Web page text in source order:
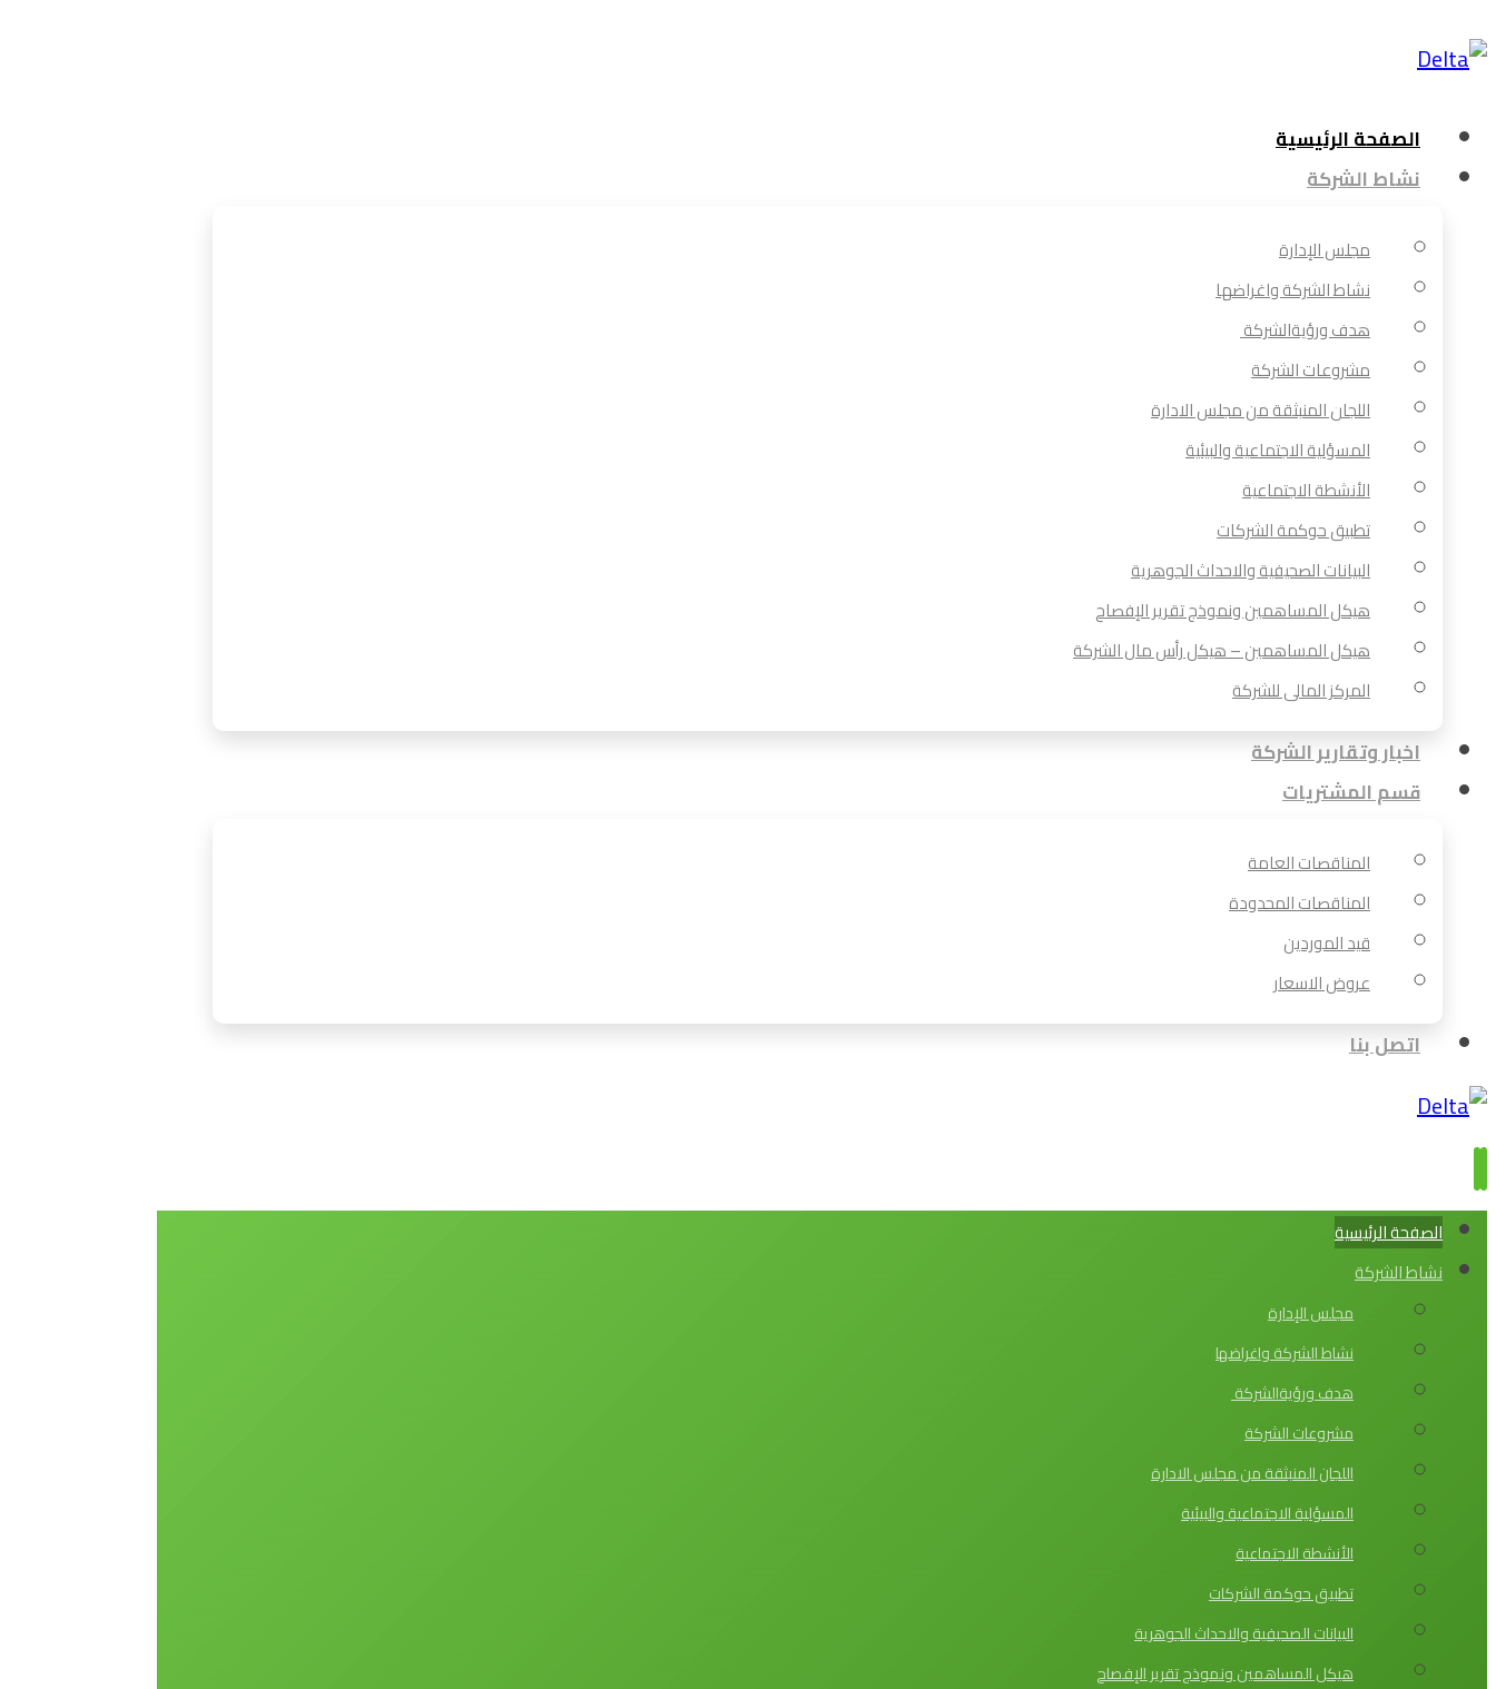
الصفحة الرئيسية
نشاط الشركة
مجلس الإدارة
نشاط الشركة واغراضها
هدف ورؤيةالشركة
مشروعات الشركة
اللجان المنبثقة من مجلس الادارة
المسؤلية الاجتماعية والبيئية
الأنشطة الاجتماعية
تطبيق حوكمة الشركات
البيانات الصحيفية والاحداث الجوهرية
هيكل المساهمين ونموذج تقرير الإفصاح
هيكل المساهمين – هيكل رأس مال الشركة
المركز المالى للشركة
اخبار وتقارير الشركة
قسم المشتريات
المناقصات العامة
المناقصات المحدودة
قيد الموردين
عروض الاسعار
اتصل بنا
الصفحة الرئيسية
نشاط الشركة
مجلس الإدارة
نشاط الشركة واغراضها
هدف ورؤيةالشركة
مشروعات الشركة
اللجان المنبثقة من مجلس الادارة
المسؤلية الاجتماعية والبيئية
الأنشطة الاجتماعية
تطبيق حوكمة الشركات
البيانات الصحيفية والاحداث الجوهرية
هيكل المساهمين ونموذج تقرير الإفصاح